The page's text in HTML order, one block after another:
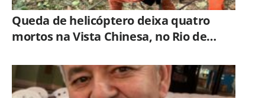
Queda de helicóptero deixa quatro
mortos na Vista Chinesa, no Rio de